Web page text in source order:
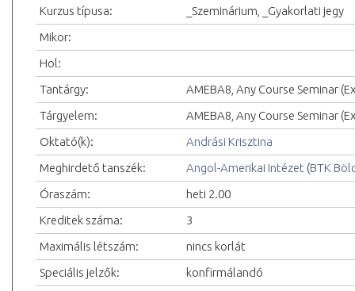
Kurzus típusa:
_Szeminárium, _Gyakorlati jegy
Mikor:
Hol:
Tantárgy:
AMEBA8, Any Course Seminar
Tárgyelem:
AMEBA8, Any Course Seminar
Oktató(k):
Andrási Krisztina
Meghirdető tanszék:
Angol-Amerikai Intézet (BTK
Óraszám:
heti 2.00
Kreditek száma:
3
Maximális létszám:
nincs korlát
Speciális jelzők:
konfirmálandó